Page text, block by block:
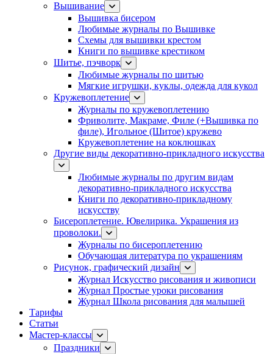
Вышивание
Вышивка бисером
Любимые журналы по Вышивке
Схемы для вышивки крестом
Книги по вышивке крестиком
Шитье, пэчворк
Любимые журналы по шитью
Мягкие игрушки, куклы, одежда для кукол
Кружевоплетение
Журналы по кружевоплетению
Фриволите, Макраме, Филе (+Вышивка по
филе), Игольное (Шитое) кружево
Кружевоплетение на коклюшках
Другие виды декоративно-прикладного искусства
Любимые журналы по другим видам
декоративно-прикладного искусства
Книги по декоративно-прикладному
искусству
Бисероплетение. Ювелирика. Украшения из
проволоки.
Журналы по бисероплетению
Обучающая литература по украшениям
Рисунок, графический дизайн
Журнал Искусство рисования и живописи
Журнал Простые уроки рисования
Журнал Школа рисования для малышей
Тарифы
Статьи
Мастер-классы
Праздники